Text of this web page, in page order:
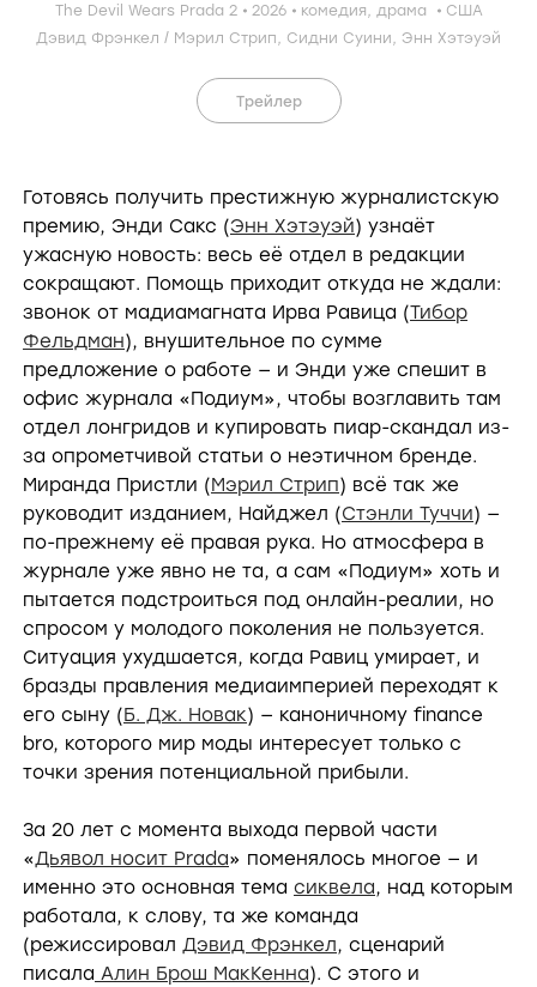
The Devil Wears Prada 2 2026 комедия, драма
США
Дэвид Фрэнкел / Мэрил Стрип, Сидни Суини, Энн Хэтэуэй
Трейлер
Готовясь получить престижную журналистскую
премию, Энди Сакс (Энн Хэтэуэй) узнаёт
ужасную новость: весь её отдел в редакции
сокращают. Помощь приходит откуда не ждали:
звонок от мадиамагната Ирва Равица (Тибор
Фельдман), внушительное по сумме
предложение о работе — и Энди уже спешит в
офис журнала «Подиум», чтобы возглавить там
отдел лонгридов и купировать пиар-скандал из-
за опрометчивой статьи о неэтичном бренде.
Миранда Пристли (Мэрил Стрип) всё так же
руководит изданием, Найджел (Стэнли Туччи) —
по-прежнему её правая рука. Но атмосфера в
журнале уже явно не та, а сам «Подиум» хоть и
пытается подстроиться под онлайн-реалии, но
спросом у молодого поколения не пользуется.
Ситуация ухудшается, когда Равиц умирает, и
бразды правления медиаимперией переходят к
его сыну (Б. Дж. Новак) — каноничному finance
bro, которого мир моды интересует только с
точки зрения потенциальной прибыли.
За 20 лет с момента выхода первой части
«Дьявол носит Prada» поменялось многое — и
именно это основная тема сиквела, над которым
работала, к слову, та же команда
(режиссировал Дэвид Фрэнкел, сценарий
писала Алин Брош МакКенна). С этого и